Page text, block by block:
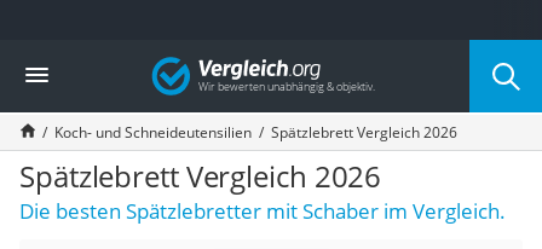
Die beliebtesten Vergleiche nach Kategorie
Haushalt
Wassersprudler
Zentralstaubsauger
Brotbackautomat
Wischroboter
Wäschespinne
Vergleich
Koch- und Schneideutensilien Spätzlebrett Vergleich 2026
Spätzlebrett Vergleich 2026
Die besten Spätzlebretter mit Schaber im Vergleich.